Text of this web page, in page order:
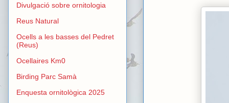
Divulgació sobre ornitologia
Reus Natural
Ocells a les basses del Pedret
(Reus)
Ocellaires Km0
Birding Parc Samà
Enquesta ornitològica 2025